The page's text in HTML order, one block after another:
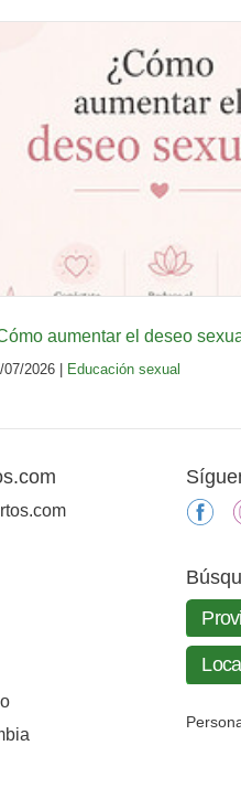
aumentar el deseo
07/2026 | Educación sexual